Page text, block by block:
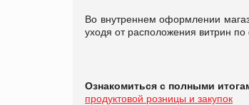
Во внутреннем оформлении
уходя от расположения витрин по
Ознакомиться с полными
продуктовой розницы и закупок